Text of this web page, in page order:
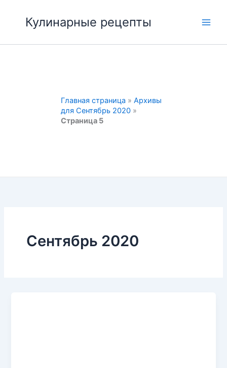
содержимому
Кулинарные рецепты
Главная страница » Архивы
для Сентябрь 2020 »
Страница 5
Сентябрь 2020